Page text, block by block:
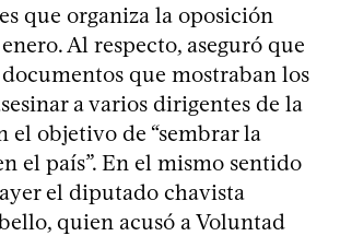
que organiza la oposición
Al respecto, aseguró que
que mostraban los
a varios dirigentes de la
el objetivo de “sembrar la
el país”. En el mismo sentido
el diputado chavista
quien acusó a Voluntad